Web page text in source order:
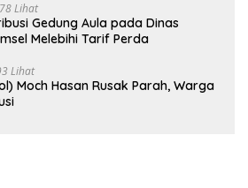
Lihat
Gedung Aula pada Dinas
Melebihi Tarif Perda
Lihat
Moch Hasan Rusak Parah, Warga